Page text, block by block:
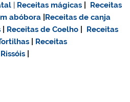
| Receitas mágicas
Receitas
abóbora Receitas de canja
Receitas de Coelho
Receitas
Receitas